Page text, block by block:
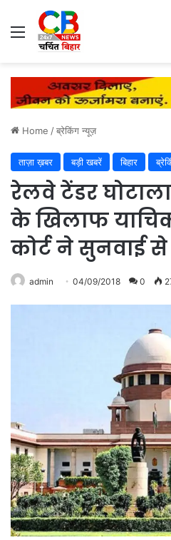
Menu
Home /ब्रेकिंग न्यूज़
ताज़ा ख़बर बड़ी खबरें बिहार
रेलवे टेंडर
के खिलाफ
कोर्ट ने सुनवाई
admin 04/09/2018 0